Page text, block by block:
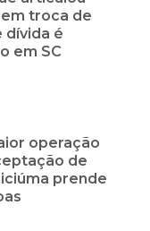
troca de
dívida é
em SC
operação
de
prende